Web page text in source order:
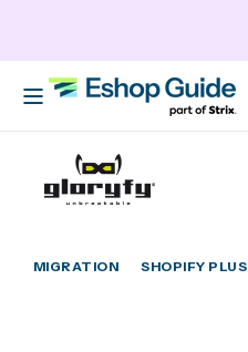
MIGRATION SHOPIFY PLUS